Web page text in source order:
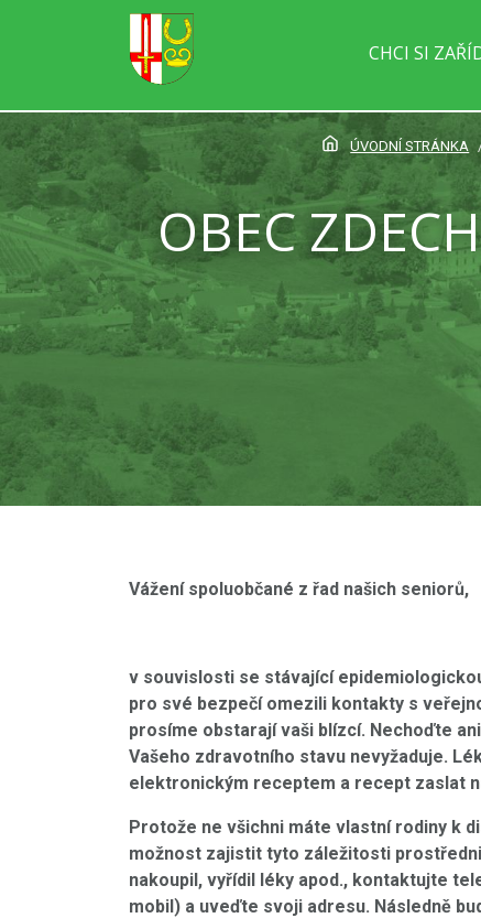
CHCI SI
ÚVODNÍ STRÁNKA
OBEC
Vážení spoluobčané z řad našich seniorů,
v souvislosti se stávající
pro své bezpečí omezili kontakty s
prosíme obstarají vaši blízcí. Nechoďte
Vašeho zdravotního stavu nevyžaduje.
elektronickým receptem a recept zaslat
Protože ne všichni máte vlastní rodiny k
možnost zajistit tyto záležitosti
nakoupil, vyřídil léky apod., kontaktujte
mobil) a uveďte svoji adresu. Následně